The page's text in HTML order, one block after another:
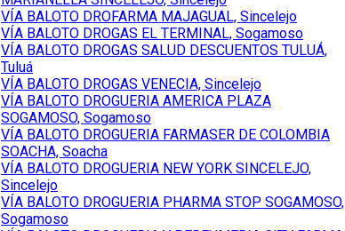
VÍA BALOTO DROFARMA MAJAGUAL, Sincelejo
VÍA BALOTO DROGAS EL TERMINAL, Sogamoso
VÍA BALOTO DROGAS SALUD DESCUENTOS TULUÁ,
Tuluá
VÍA BALOTO DROGAS VENECIA, Sincelejo
VÍA BALOTO DROGUERIA AMERICA PLAZA
SOGAMOSO, Sogamoso
VÍA BALOTO DROGUERIA FARMASER DE COLOMBIA
SOACHA, Soacha
VÍA BALOTO DROGUERIA NEW YORK SINCELEJO,
Sincelejo
VÍA BALOTO DROGUERIA PHARMA STOP SOGAMOSO,
Sogamoso